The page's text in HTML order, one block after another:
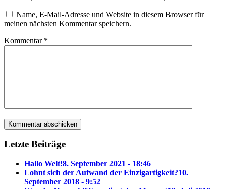
Name, E-Mail-Adresse und Website in diesem Browser für
meinen nächsten Kommentar speichern.
Kommentar *
Letzte Beiträge
Hallo Welt!8. September 2021 - 18:46
Lohnt sich der Aufwand der Einzigartigkeit?10.
September 2018 - 9:52